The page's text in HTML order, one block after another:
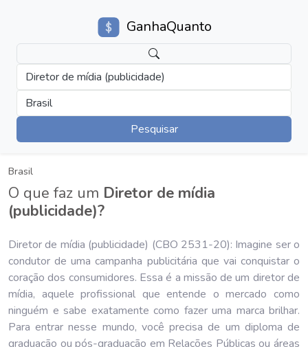
GanhaQuanto
Diretor de mídia (publicidade)
Brasil
Pesquisar
Brasil
O que faz um Diretor de mídia
(publicidade)?
Diretor de mídia (publicidade) (CBO 2531-20): Imagine ser o
condutor de uma campanha publicitária que vai conquistar o
coração dos consumidores. Essa é a missão de um diretor de
mídia, aquele profissional que entende o mercado como
ninguém e sabe exatamente como fazer uma marca brilhar.
Para entrar nesse mundo, você precisa de um diploma de
graduação ou pós-graduação em Relações Públicas ou áreas